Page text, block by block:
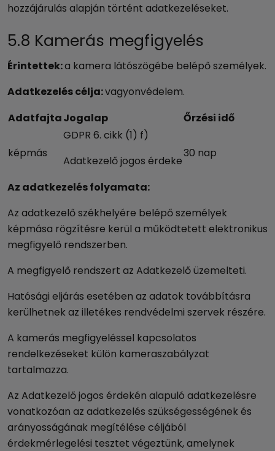
hozzájárulás alapján történt adatkezeléseket.
5.8 Kamerás megfigyelés
Érintettek:a kamera látószögébe belépő személyek.
Adatkezelés célja:vagyonvédelem.
AdatfajtaJogalap Őrzési idő
képmás
GDPR 6. cikk (1) f)
Adatkezelő jogos érdeke
30 nap
Az adatkezelés folyamata:
Az adatkezelő székhelyére belépő személyek
képmása rögzítésre kerül a működtetett elektronikus
megfigyelő rendszerben.
A megfigyelő rendszert az Adatkezelő üzemelteti.
Hatósági eljárás esetében az adatok továbbításra
kerülhetnek az illetékes rendvédelmi szervek részére.
A kamerás megfigyeléssel kapcsolatos
rendelkezéseket külön kameraszabályzat
tartalmazza.
Az Adatkezelő jogos érdekén alapuló adatkezelésre
vonatkozóan az adatkezelés szükségességének és
arányosságának megítélése céljából
érdekmérlegelési tesztet végeztünk, amelynek